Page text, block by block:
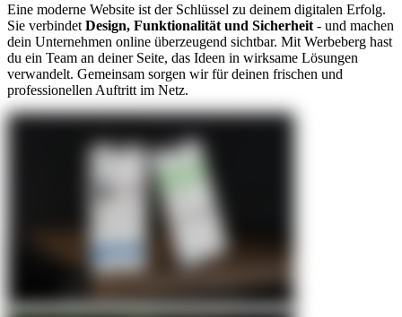
Eine moderne Website ist der Schlüssel zu deinem digitalen Erfolg.
Sie verbindet Design, Funktionalität und Sicherheit - und machen
dein Unternehmen online überzeugend sichtbar. Mit Werbeberg hast
du ein Team an deiner Seite, das Ideen in wirksame Lösungen
verwandelt. Gemeinsam sorgen wir für deinen frischen und
professionellen Auftritt im Netz.